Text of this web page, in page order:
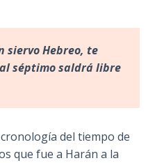
siervo Hebreo, te
séptimo saldrá libre
del tiempo de
que fue a Harán a la